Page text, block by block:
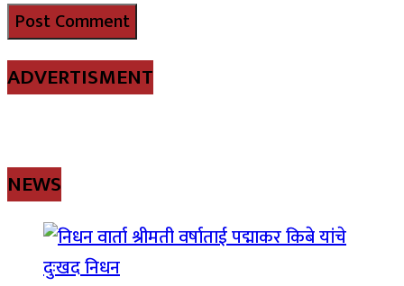
ADVERTISMENT
NEWS